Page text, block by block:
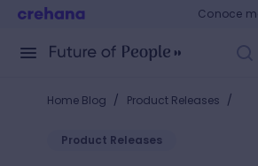
Conoce
Home Blog / Product Releases /
Product Releases